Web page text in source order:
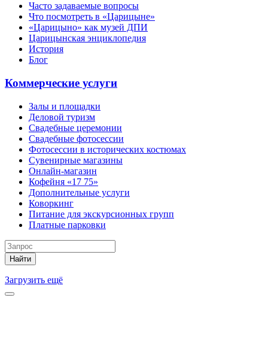
Часто задаваемые вопросы
Что посмотреть в «Царицыне»
«Царицыно» как музей ДПИ
Царицынская энциклопедия
История
Блог
Коммерческие услуги
Залы и площадки
Деловой туризм
Свадебные церемонии
Свадебные фотосессии
Фотосессии в исторических костюмах
Сувенирные магазины
Онлайн-магазин
Кофейня «17 75»
Дополнительные услуги
Коворкинг
Питание для экскурсионных групп
Платные парковки
Найти
Загрузить ещё